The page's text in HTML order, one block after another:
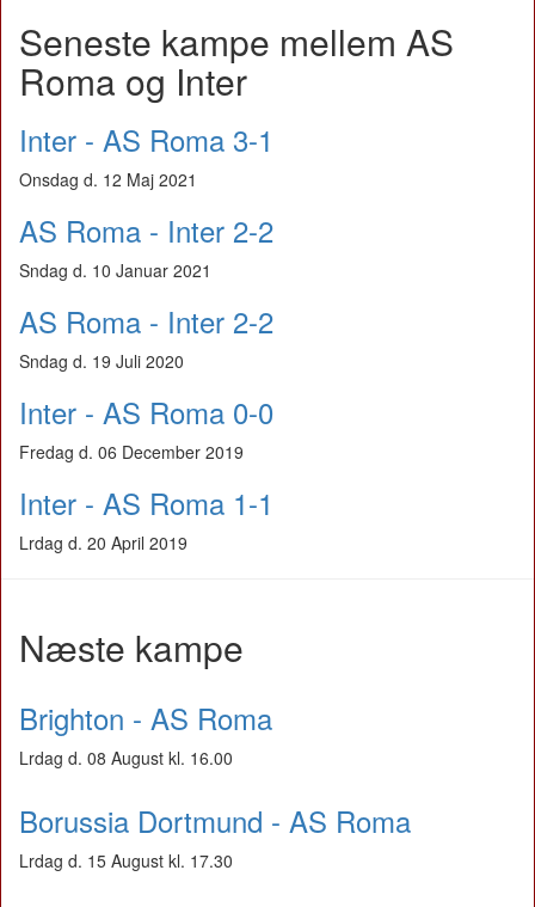
Seneste kampe mellem AS
Roma og Inter
Inter - AS Roma 3-1
Onsdag d. 12 Maj 2021
AS Roma - Inter 2-2
Sndag d. 10 Januar 2021
AS Roma - Inter 2-2
Sndag d. 19 Juli 2020
Inter - AS Roma 0-0
Fredag d. 06 December 2019
Inter - AS Roma 1-1
Lrdag d. 20 April 2019
Næste kampe
Brighton - AS Roma
Lrdag d. 08 August kl. 16.00
Borussia Dortmund - AS Roma
Lrdag d. 15 August kl. 17.30